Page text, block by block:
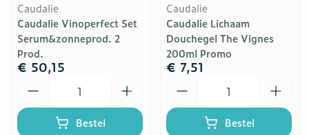
Caudalie
Caudalie Vinoperfect Set
Serum&zonneprod. 2
Prod.
€ 50,15
Bestel
Caudalie
Caudalie Lichaam
Douchegel The Vignes
200ml Promo
€ 7,51
Bestel